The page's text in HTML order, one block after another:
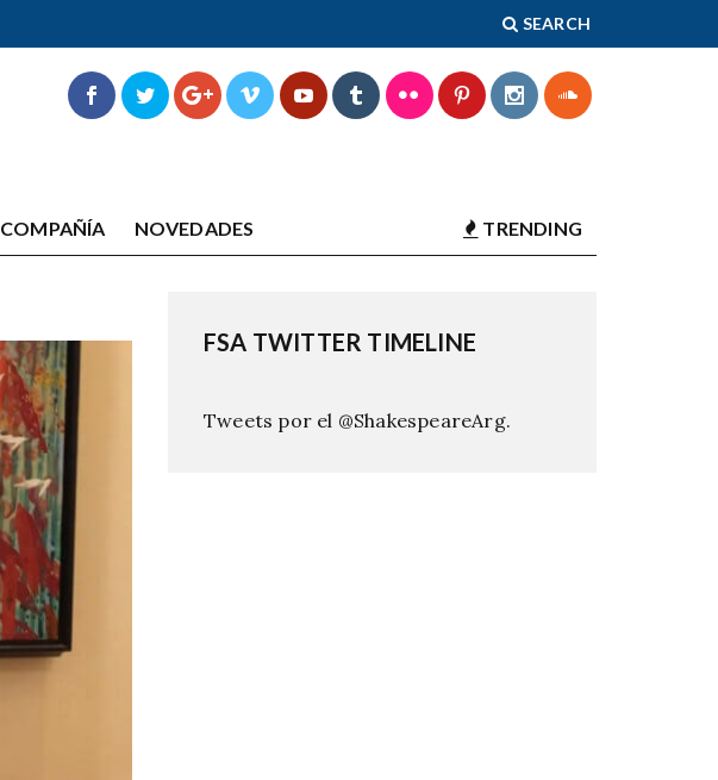
SEARCH
COMPAÑÍA NOVEDADES TRENDING
FSA TWITTER TIMELINE
Tweets por el @ShakespeareArg.